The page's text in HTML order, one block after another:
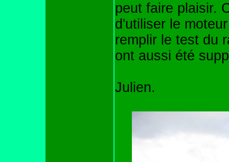
peut faire plaisir.
d'utiliser le
remplir le test du
ont aussi été
Julien.